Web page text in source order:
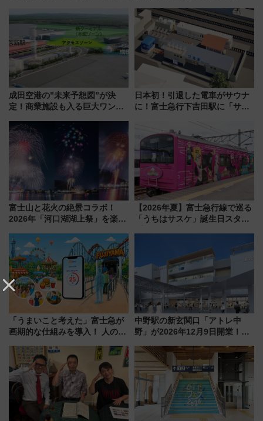
成田空港の”未来予想図”が決
定！商業施設も入る巨大ワンタ
で新型特急が品川･羽田とを結
ぶ！ JR空港駅は2面3線化！
日本初！引退した電車がサウナ
に！富士急行下吉田駅に「サ電
業 行き交う電車の音や振動を
感じながら「ととのう」新感覚
富士山と花火の絶景コラボ！
2026年「河口湖湖上祭」を楽し
ススメ
【2026年夏】富士急行線で巡る
「うちはサスケ」誕生日スタン
「うまいこと考えた」富士急が
画期的な仕組みを導入！ 人のか
ん」始動
中野駅の新玄関口「アトレ中
野」が2026年12月9日開業！新
注目スポット